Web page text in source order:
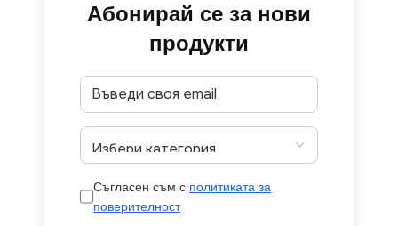
Абонирай се за нови
продукти
Съгласен съм с политиката за
поверителност